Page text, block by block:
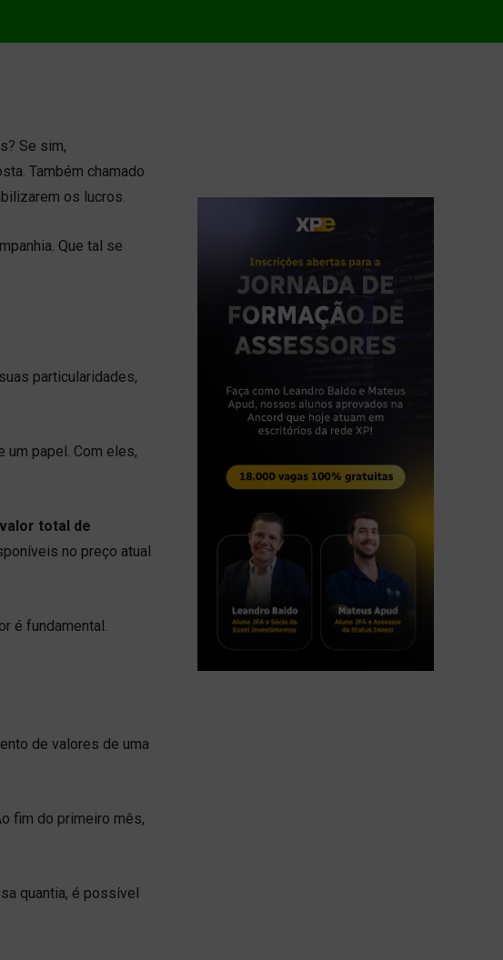
Se sim,
Também chamado
os lucros.
Que tal se
particularidades,
um papel. Com eles,
total de
no preço atual
é fundamental.
de valores de uma
fim do primeiro mês,
quantia, é possível